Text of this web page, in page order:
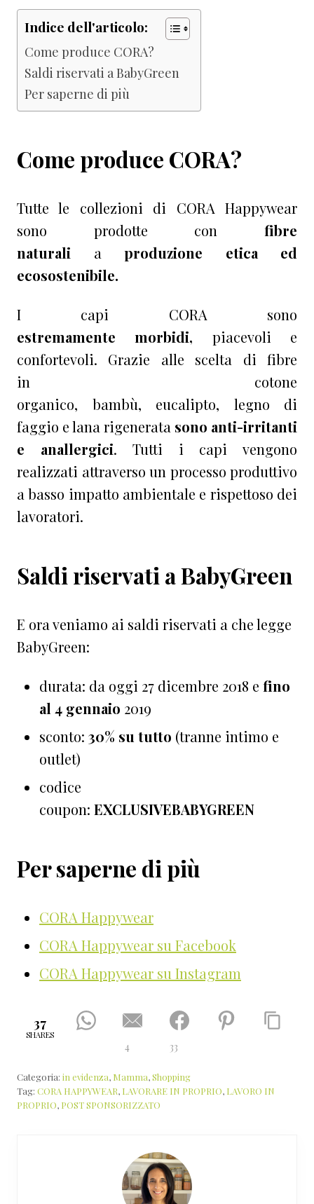
Indice dell'articolo:
Come produce CORA?
Saldi riservati a BabyGreen
Per saperne di più
Come produce CORA?
Tutte le collezioni di CORA Happywear
sono prodotte con fibre
naturali a produzione etica ed
ecosostenibile.
I capi CORA sono
estremamente
morbidi, piacevoli e
confortevoli. Grazie alle scelta di fibre
in cotone
organico, bambù, eucalipto, legno di
faggio e lana rigenerata sono anti-irritanti
e anallergici. Tutti i capi vengono
realizzati attraverso un processo produttivo
a basso impatto ambientale e rispettoso dei
lavoratori.
Saldi riservati a BabyGreen
E ora veniamo ai saldi riservati a che legge
BabyGreen:
durata: da oggi 27 dicembre 2018 e fino
al 4 gennaio 2019
sconto: 30% su tutto (tranne intimo e
outlet)
codice
coupon: EXCLUSIVEBABYGREEN
Per saperne di più
CORA Happywear
CORA Happywear su Facebook
CORA Happywear su Instagram
37
SHARES
4 33
Categoria: in evidenza, Mamma,Shopping
Tag: CORA HAPPYWEAR, LAVORARE IN PROPRIO, LAVORO IN
PROPRIO, POST SPONSORIZZATO